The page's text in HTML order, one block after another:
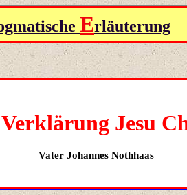
Erläuterung
Jesu
Vater Johannes Nothhaas